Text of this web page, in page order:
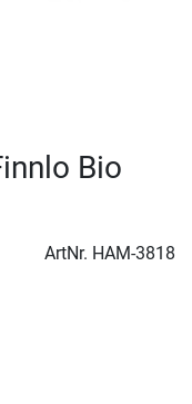
Bio
ArtNr. HAM-3818